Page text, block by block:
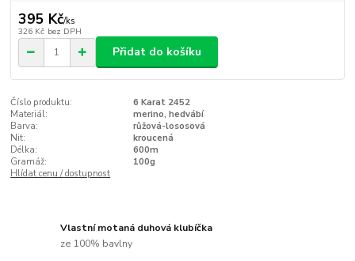
395 Kč/ks
326 Kč bez DPH
Přidat do košíku
Číslo produktu:
6 Karat 2452
Materiál:
merino, hedvábí
Barva:
růžová-lososová
Nit:
kroucená
Délka:
600m
Gramáž:
100g
Hlídat cenu / dostupnost
Vlastní motaná duhová klubíčka
ze 100% bavlny